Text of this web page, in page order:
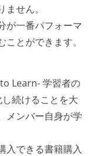
せん。
が一番パフォーマ
とができます。
Learn- 学習者の
続けることを大
メンバー自身が学
入できる書籍購入